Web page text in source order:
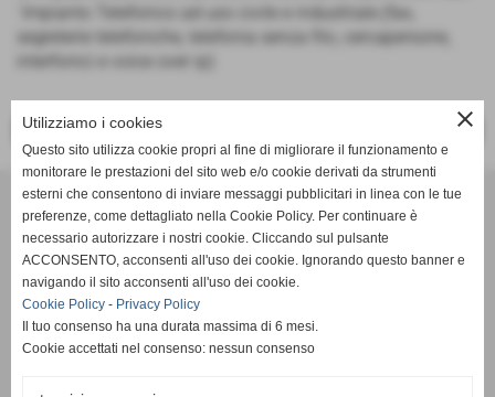
´Impianto Telefonico ad uso civile e industriale.(fax,
segreterie telefoniche, telefonia senza filo, cercapersone,
<< PRECEDENTE SUCCESSIVO >>
Effesystem di Fabio Favati
Sede legale -Piazza Carducci 18 55045 Pietrasanta (LU)
Sede - Via Ottorino Ciabattini Viareggio
close
Utilizziamo i cookies
Questo sito utilizza cookie propri al fine di migliorare il funzionamento e
monitorare le prestazioni del sito web e/o cookie derivati da strumenti
esterni che consentono di inviare messaggi pubblicitari in linea con le tue
preferenze, come dettagliato nella Cookie Policy. Per continuare è
necessario autorizzare i nostri cookie. Cliccando sul pulsante
ACCONSENTO, acconsenti all'uso dei cookie. Ignorando questo banner e
navigando il sito acconsenti all'uso dei cookie.
Cookie Policy - Privacy Policy
Il tuo consenso ha una durata massima di 6 mesi.
Cookie accettati nel consenso: nessun consenso